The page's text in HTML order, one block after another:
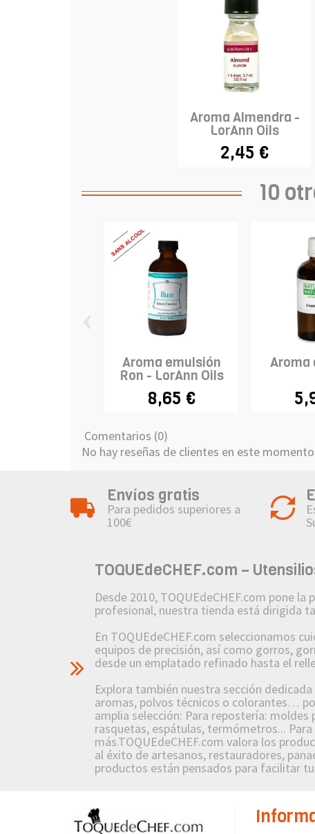
Aroma Almendra -
LorAnn Oils
2,45 €
10
Aroma emulsión
Ron - LorAnn Oils
8,65 €
Aroma
Comentarios (0)
No hay reseñas de clientes en este
Envíos gratis
Para pedidos superiores a
100€
TOQUEdeCHEF.com –
Desde 2010, TOQUEdeCHEF.com pone
profesional, nuestra tienda está dirigida
En TOQUEdeCHEF.com seleccionamos
equipos de precisión, así como gorros,
desde un emplatado refinado hasta el
Explora también nuestra sección
aromas, polvos técnicos o colorantes…
amplia selección: Para repostería:
rasquetas, espátulas, termómetros...
más.TOQUEdeCHEF.com valora los
al éxito de artesanos, restauradores,
productos están pensados para facilitar